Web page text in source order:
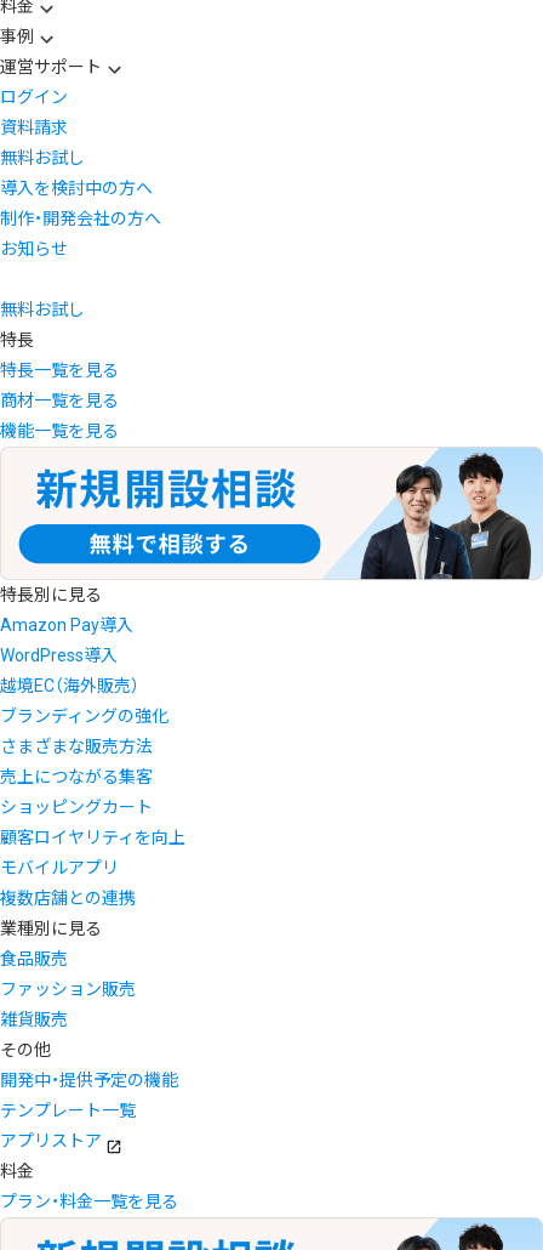
料金
事例
運営サポート
ログイン
資料請求
無料お試し
導入を検討中の方へ
制作・開発会社の方へ
お知らせ
無料お試し
特長
特長一覧を見る
商材一覧を見る
機能一覧を見る
特長別に見る
Amazon Pay導入
WordPress導入
越境EC（海外販売）
ブランディングの強化
さまざまな販売方法
売上につながる集客
ショッピングカート
顧客ロイヤリティを向上
モバイルアプリ
複数店舗との連携
業種別に見る
食品販売
ファッション販売
雑貨販売
その他
開発中・提供予定の機能
テンプレート一覧
アプリストア
料金
プラン・料金一覧を見る